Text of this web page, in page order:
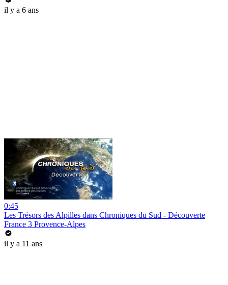
il y a 6 ans
0:45
Les Trésors des Alpilles dans Chroniques du Sud - Découverte
France 3 Provence-Alpes
il y a 11 ans